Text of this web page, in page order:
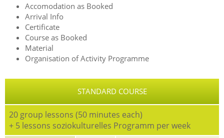
Accomodation as Booked
Arrival Info
Certificate
Course as Booked
Material
Organisation of Activity Programme
STANDARD COURSE
20 group lessons (50 minutes each)
+ 5 lessons soziokulturelles Programm per week